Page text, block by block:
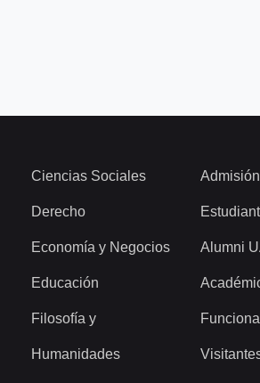
Ciencias Sociales
Derecho
Economía y Negocios
Educación
Filosofía y
Humanidades
Admisión
Alumni